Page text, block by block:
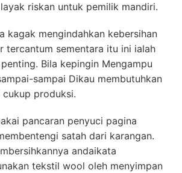
riskan untuk pemilik mandiri.
kagak mengindahkan kebersihan
tercantum sementara itu ini ialah
Bila kepingin Mengampu
sampai Dikau membutuhkan
produksi.
pancaran penyuci pagina
satah dari karangan.
andaikata
tekstil wool oleh menyimpan